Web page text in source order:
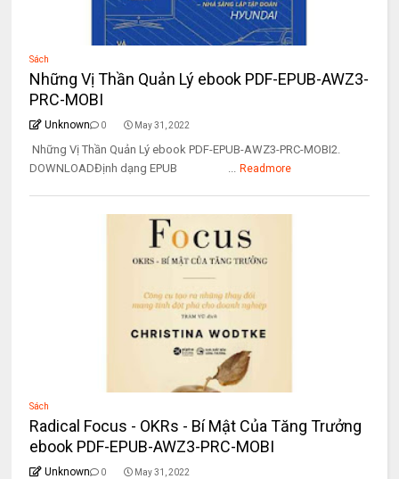
Sách
Những Vị Thần Quản Lý ebook PDF-EPUB-AWZ3-
PRC-MOBI
Unknown 0 May 31, 2022
Những Vị Thần Quản Lý ebook PDF-EPUB-AWZ3-PRC-MOBI2.
DOWNLOADĐịnh dạng EPUB ... Readmore
Sách
Radical Focus - OKRs - Bí Mật Của Tăng Trưởng
ebook PDF-EPUB-AWZ3-PRC-MOBI
Unknown 0 May 31, 2022